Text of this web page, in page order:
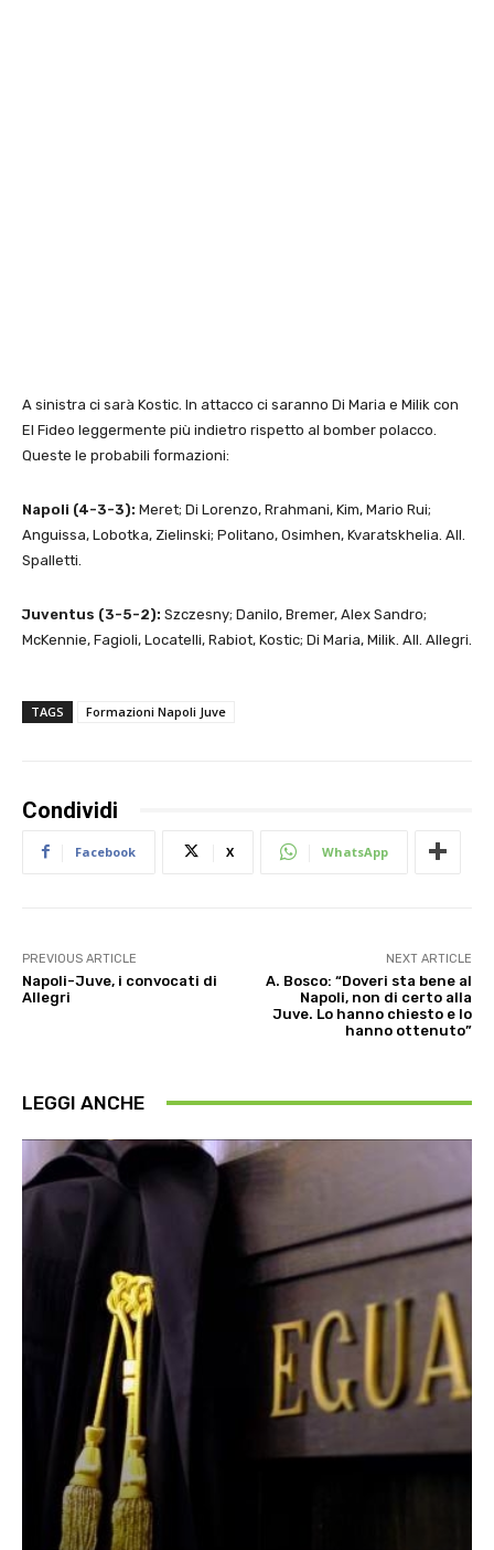
A sinistra ci sarà Kostic. In attacco ci saranno Di Maria e Milik con
El Fideo leggermente più indietro rispetto al bomber polacco.
Queste le probabili formazioni:
Napoli (4-3-3): Meret; Di Lorenzo, Rrahmani, Kim, Mario Rui;
Anguissa, Lobotka, Zielinski; Politano, Osimhen, Kvaratskhelia. All.
Spalletti.
Juventus (3-5-2): Szczesny; Danilo, Bremer, Alex Sandro;
McKennie, Fagioli, Locatelli, Rabiot, Kostic; Di Maria, Milik. All. Allegri.
TAGS Formazioni Napoli Juve
Condividi
Facebook X WhatsApp
PREVIOUS ARTICLE
Napoli-Juve, i convocati di
Allegri
NEXT ARTICLE
A. Bosco: “Doveri sta bene al
Napoli, non di certo alla
Juve. Lo hanno chiesto e lo
hanno ottenuto”
LEGGI ANCHE